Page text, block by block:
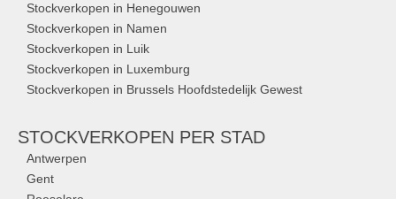
Stockverkopen in Henegouwen
Stockverkopen in Namen
Stockverkopen in Luik
Stockverkopen in Luxemburg
Stockverkopen in Brussels Hoofdstedelijk Gewest
STOCKVERKOPEN PER STAD
Antwerpen
Gent